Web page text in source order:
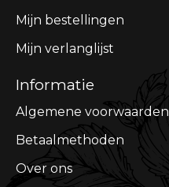
Mijn bestellingen
Mijn verlanglijst
Informatie
Algemene voorwaarden
Betaalmethoden
Over ons